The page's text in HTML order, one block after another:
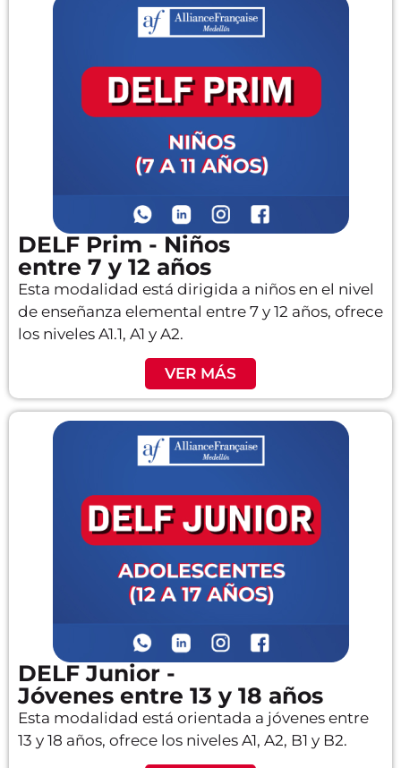
DELF Prim - Niños
entre 7 y 12 años
Esta modalidad está dirigida a niños en el nivel
de enseñanza elemental entre 7 y 12 años, ofrece
los niveles A1.1, A1 y A2.
VER MÁS
DELF Junior -
Jóvenes entre 13 y 18 años
Esta modalidad está orientada a jóvenes entre
13 y 18 años, ofrece los niveles A1, A2, B1 y B2.